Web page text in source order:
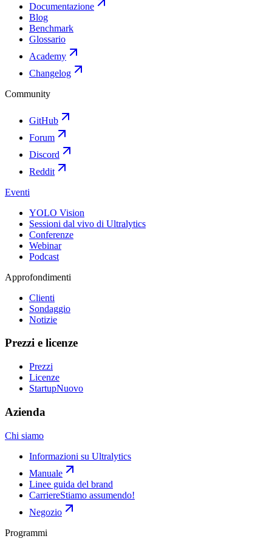
Documentazione
Blog
Benchmark
Glossario
Academy
Changelog
Community
GitHub
Forum
Discord
Reddit
Eventi
YOLO Vision
Sessioni dal vivo di Ultralytics
Conferenze
Webinar
Podcast
Approfondimenti
Clienti
Sondaggio
Notizie
Prezzi e licenze
Prezzi
Licenze
StartupNuovo
Azienda
Chi siamo
Informazioni su Ultralytics
Manuale
Linee guida del brand
CarriereStiamo assumendo!
Negozio
Programmi